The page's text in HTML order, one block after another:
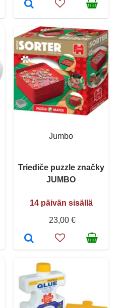
Jumbo
Triediče puzzle značky
JUMBO
14 päivän sisällä
23,00 €